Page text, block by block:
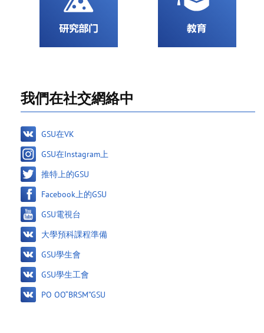
我們在社交網絡中
GSU在VK
GSU在Instagram上
推特上的GSU
Facebook上的GSU
GSU電視台
大學預科課程準備
GSU學生會
GSU學生工會
PO OO“BRSM”GSU